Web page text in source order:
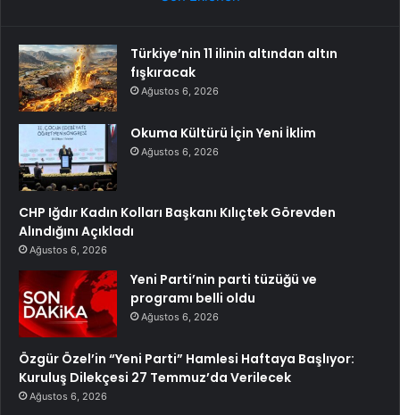
Türkiye’nin 11 ilinin altından altın
fışkıracak
Ağustos 6, 2026
Okuma Kültürü İçin Yeni İklim
Ağustos 6, 2026
CHP Iğdır Kadın Kolları Başkanı Kılıçtek Görevden
Alındığını Açıkladı
Ağustos 6, 2026
Yeni Parti’nin parti tüzüğü ve
programı belli oldu
Ağustos 6, 2026
Özgür Özel’in “Yeni Parti” Hamlesi Haftaya Başlıyor:
Kuruluş Dilekçesi 27 Temmuz’da Verilecek
Ağustos 6, 2026